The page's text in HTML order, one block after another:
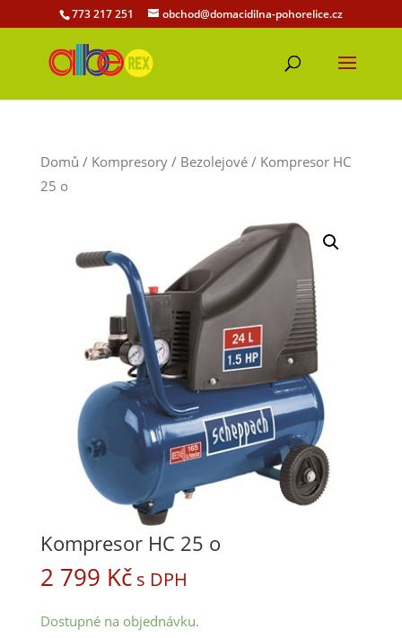
773 217 251 obchod@domacidilna-pohorelice.cz
Domů / Kompresory/ Bezolejové/ Kompresor HC
25 o
Kompresor HC 25 o
2 799 Kč s DPH
Dostupné na objednávku.